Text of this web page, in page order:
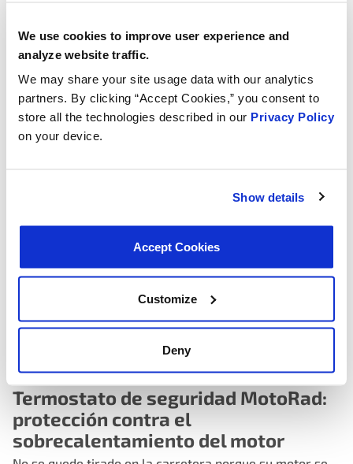
We use cookies to improve user experience and
analyze website traffic.
We may share your site usage data with our analytics
partners. By clicking “Accept Cookies,” you consent to
store all the technologies described in our Privacy Policy
on your device.
Show details
Accept Cookies
Customize
Deny
MotoRad UltraStat – descripción
general en vídeo
El termostato automotriz Motorad Ultastat es un
pináculo de la ingeniería de precisión para el
rendimiento óptimo de su vehículo. [...]
ARTÍCULOS TÉCNICOS Y DOCUMENTOS TÉCNICOS,
TERMOSTATOS, VÍDEOS
Termostato de seguridad MotoRad:
protección contra el
sobrecalentamiento del motor